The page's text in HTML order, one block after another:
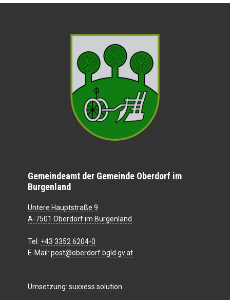
Gemeindeamt der Gemeinde Oberdorf im
Burgenland
Untere Hauptstraße 9
A-7501 Oberdorf im Burgenland
Tel: +43 3352 6204-0
E-Mail: post@oberdorf.bgld.gv.at
Umsetzung: suxxess solution